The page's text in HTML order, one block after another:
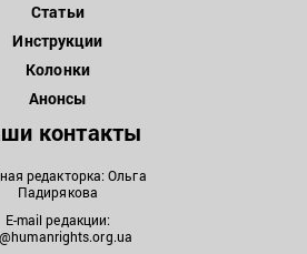
Статьи
Инструкции
Колонки
Анонсы
контакты
редакторка: Ольга
Падирякова
E-mail редакции: